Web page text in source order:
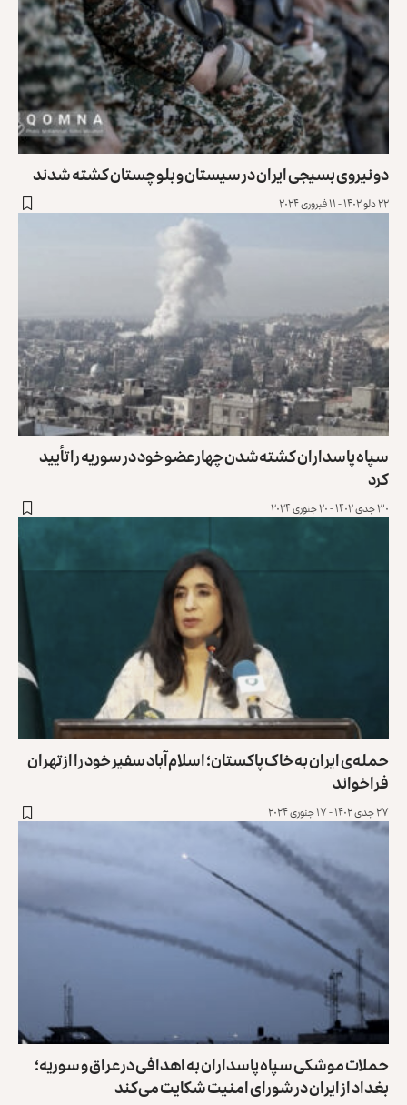
دو نیروی بسیجی ایران در سیستان و بلوچستان کشته شدند
۲۲ دلو ۱۴۰۲ - ۱۱ فبروری ۲۰۲۴
سپاه پاسداران کشته‌شدن چهار عضو خود در سوریه را تأیید
کرد
۳۰ جدی ۱۴۰۲ - ۲۰ جنوری ۲۰۲۴
حمله‌ی ایران به خاک پاکستان؛ اسلام‌آباد سفیر خود را از تهران
فراخواند
۲۷ جدی ۱۴۰۲ - ۱۷ جنوری ۲۰۲۴
حملات موشکی سپاه پاسداران به اهدافی در عراق و سوریه؛
بغداد از ایران در شورای امنیت شکایت می‌کند